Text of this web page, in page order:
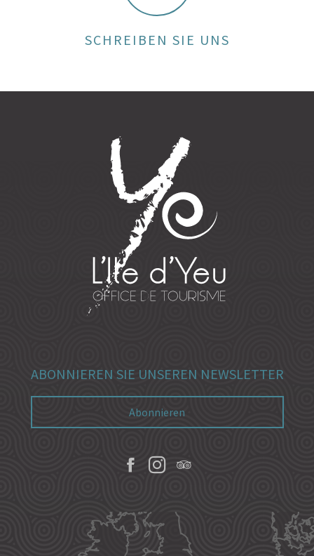
SCHREIBEN SIE UNS
ABONNIEREN SIE UNSEREN NEWSLETTER
Abonnieren